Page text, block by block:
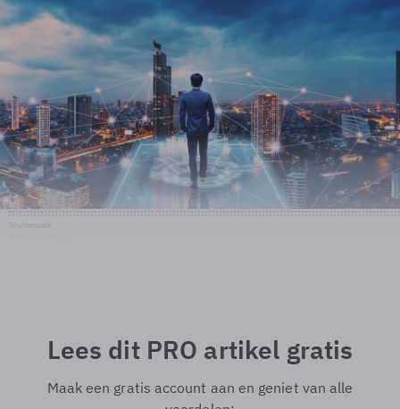
Lees dit PRO artikel gratis
Maak een gratis account aan en geniet van alle